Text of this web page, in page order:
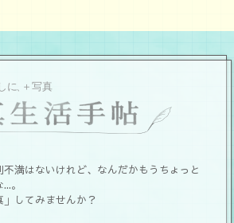
満はないけれど、なんだかもうちょっと
。
してみませんか？